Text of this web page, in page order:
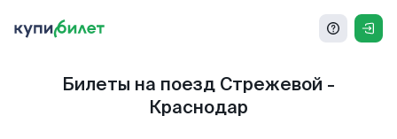
Билеты на поезд Стрежевой -
Краснодар